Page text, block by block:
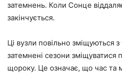
затемнень. Коли Сонце
закінчується.
Ці вузли повільно зміщуються
затемнені сезони зміщуватися
щороку. Це означає, що час та